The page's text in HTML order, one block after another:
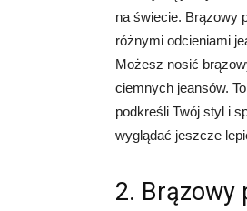
na świecie. Brązowy
różnymi odcieniami
Możesz nosić
ciemnych jeansów.
podkreśli Twój styl i
wyglądać jeszcze
2. Brązowy